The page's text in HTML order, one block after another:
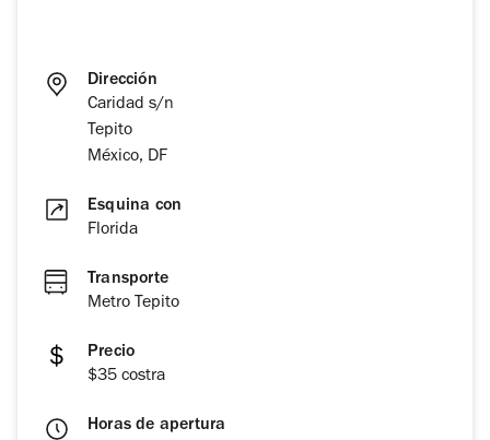
Dirección
Caridad s/n
Tepito
México, DF
Esquina con
Florida
Transporte
Metro Tepito
Precio
$35 costra
Horas de apertura